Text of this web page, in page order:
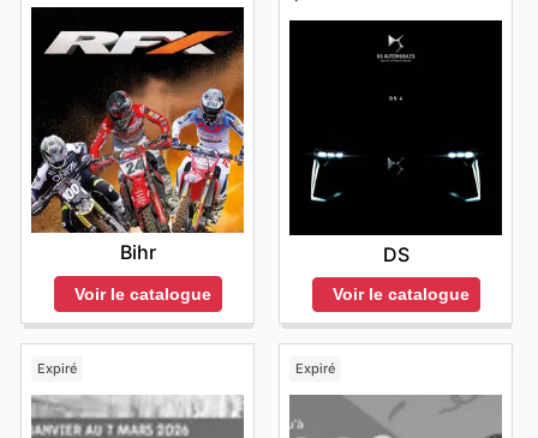
Bihr
Voir le catalogue
DS
Voir le catalogue
Expiré Expiré